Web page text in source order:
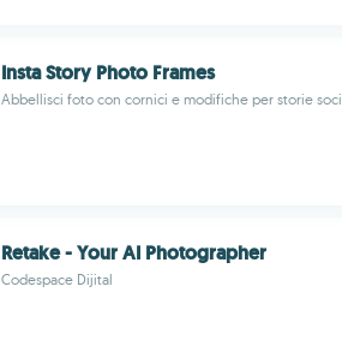
Insta Story Photo Frames
Abbellisci foto con cornici e modifiche per storie
Retake - Your AI Photographer
Codespace Dijital